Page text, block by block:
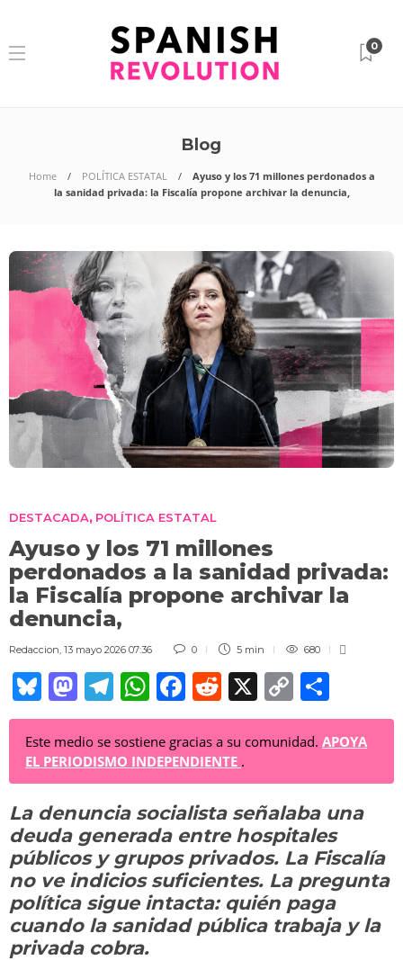
0
Blog
Home POLÍTICA ESTATAL
Ayuso y los 71 millones perdonados a
la sanidad privada: la Fiscalía propone archivar la denuncia,
DESTACADA, POLÍTICA ESTATAL
Ayuso y los 71 millones
perdonados a la sanidad privada:
la Fiscalía propone archivar la
denuncia,
Redaccion 13 mayo 2026 07:36 0 5 min 680
Bl
u
e
sk
y
M
a
st
o
d
o
n
T
el
e
gr
a
m
W
h
at
s
A
p
p
F
a
c
e
b
o
o
k
R
e
d
di
t
X C
o
p
Li
n
k
o
m
ar
tir
Este medio se sostiene gracias a su comunidad. APOYA
EL PERIODISMO INDEPENDIENTE .
La denuncia socialista señalaba una
deuda generada entre hospitales
públicos y grupos privados. La Fiscalía
no ve indicios suficientes. La pregunta
política sigue intacta: quién paga
cuando la sanidad pública trabaja y la
privada cobra.